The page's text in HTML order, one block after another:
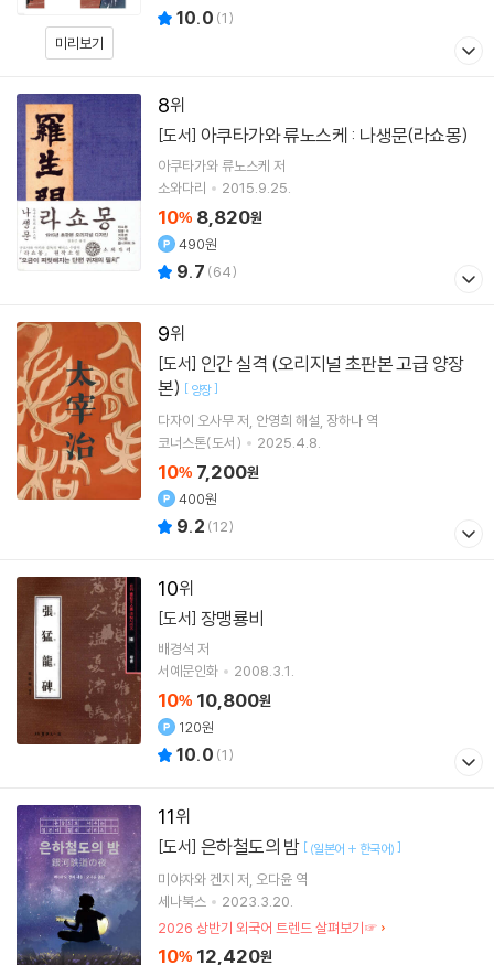
미리보기
10.0 (1)
8
[도서] 아쿠타가와 류노스케 : 나생문(라쇼몽)
아쿠타가와 류노스케 저
소와다리
2015.9.25.
10% 8,820원
490원
9.7 (64)
9
[도서]
본) [ 양장]
다자이 오사무저 안영희 해설 장하나 역
코너스톤(도서)
2025.4.8.
10% 7,200원
400원
9.2 (12)
10
[도서] 장맹룡비
배경석 저
서예문인화
2008.3.1.
10% 10,800원
120원
10.0 (1)
11
[도서] 은하철도의 밤 [ (일본어 + 한국어) ]
미야자와 겐지 저 오다윤 역
세나북스
2023.3.20.
2026 상반기 외국어 트렌드 살펴보기☞
10% 12,420원